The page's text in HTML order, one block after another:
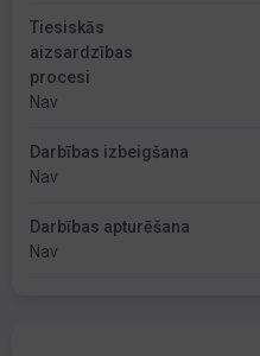
Tiesiskās
aizsardzības
procesi
Nav
Darbības izbeigšana
Nav
Darbības apturēšana
Nav